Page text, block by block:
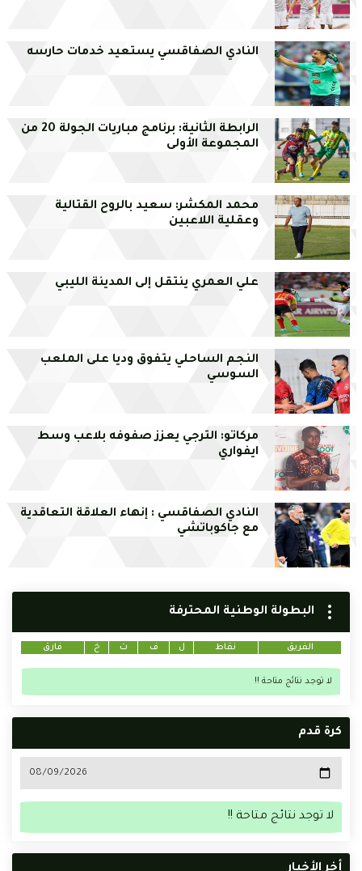
النادي الصفاقسي يستعيد خدمات حارسه
الرابطة الثانية: برنامج مباريات الجولة 20 من
المجموعة الأولى
محمد المكشر: سعيد بالروح القتالية
وعقلية اللاعبين
علي العمري ينتقل إلى المدينة الليبي
النجم الساحلي يتفوق وديا على الملعب
السوسي
مركاتو: الترجي يعزز صفوفه بلاعب وسط
ايفواري
النادي الصفاقسي : إنهاء العلاقة التعاقدية
مع جاكوباتشي
البطولة الوطنية المحترفة
الفريق نقاط ل ف ت خ فارق
لا توجد نتائج متاحة !!
كرة قدم
لا توجد نتائج متاحة !!